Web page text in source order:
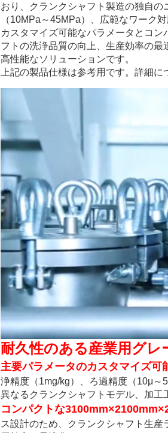
おり、クランクシャフト製造の独自
（10MPa～45MPa）、広範なワーク
カスタマイズ可能なパラメータとコ
フトの洗浄品質の向上、生産効率の最
高性能なソリューションです。
上記の製品仕様は参考用です。詳細
耐久性のある産業用グレ
主要パラメータのカスタマイズ可
浄精度（1mg/kg）、ろ過精度（10μ～
異なるクランクシャフトモデル、加工
コンパクトな
ス設計のため、クランクシャフト生